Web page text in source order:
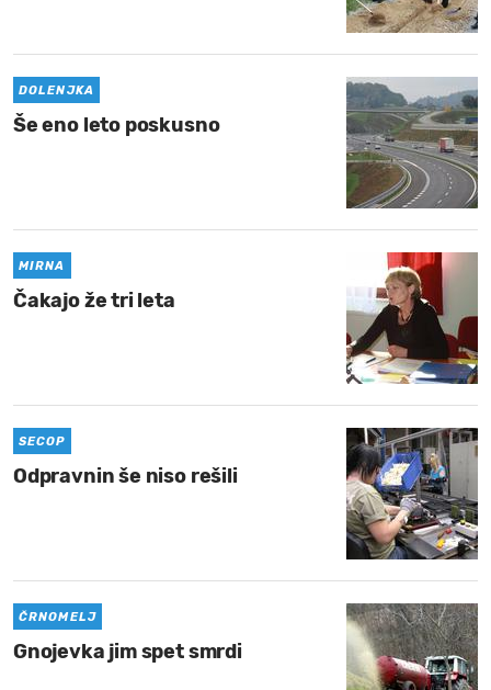
MOJ
DOLENJKA
Še eno leto poskusno
MIRNA
Čakajo že tri leta
SECOP
Odpravnin še niso rešili
ČRNOMELJ
Gnojevka jim spet smrdi